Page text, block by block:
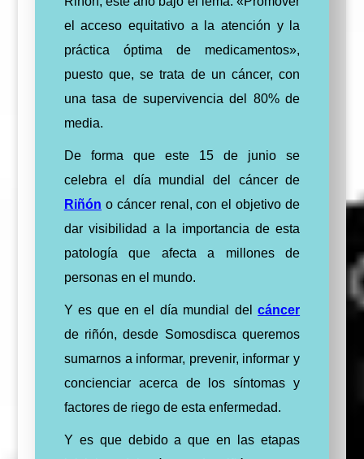
el acceso equitativo a la atención y la
práctica óptima de medicamentos»,
puesto que, se trata de un cáncer, con
una tasa de supervivencia del 80% de
media.
De forma que este 15 de junio se
celebra el día mundial del cáncer de
Riñón o cáncer renal, con el objetivo de
dar visibilidad a la importancia de esta
patología que afecta a millones de
personas en el mundo.
Y es que en el día mundial delcáncer
de riñón, desde Somosdisca queremos
sumarnos a informar, prevenir, informar y
concienciar acerca de los síntomas y
factores de riego de esta enfermedad.
Y es que debido a que en las etapas